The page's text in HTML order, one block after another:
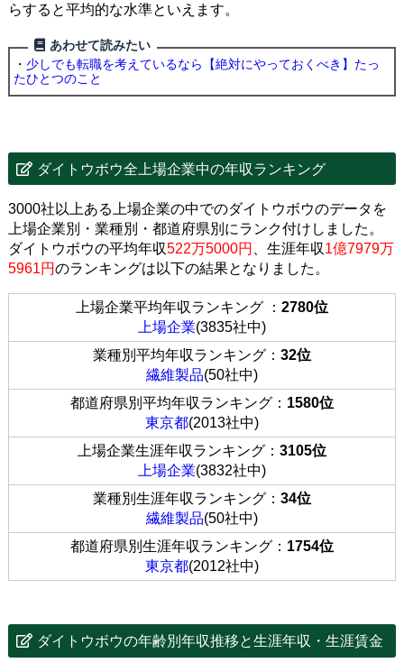
らすると平均的な水準といえます。
あわせて読みたい
・ 少しでも転職を考えているなら【絶対にやっておくべき】たっ
たひとつのこと
ダイトウボウ全上場企業中の年収ランキング
3000社以上ある上場企業の中でのダイトウボウのデータを
上場企業別・業種別・都道府県別にランク付けしました。
ダイトウボウの平均年収522万5000円 、生涯年収1億7979万
5961円のランキングは以下の結果となりました。
上場企業平均年収ランキング ： 2780位
上場企業(3835社中)
業種別平均年収ランキング： 32位
繊維製品(50社中)
都道府県別平均年収ランキング： 1580位
東京都(2013社中)
上場企業生涯年収ランキング： 3105位
上場企業(3832社中)
業種別生涯年収ランキング： 34位
繊維製品(50社中)
都道府県別生涯年収ランキング： 1754位
東京都(2012社中)
ダイトウボウの年齢別年収推移と生涯年収・生涯賃金